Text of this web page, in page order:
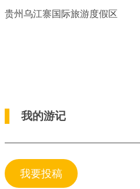
贵州乌江寨国际旅游度假区
我的游记
我要投稿